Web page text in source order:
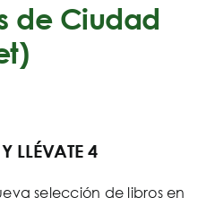
de Ciudad
LLÉVATE 4
selección de libros en